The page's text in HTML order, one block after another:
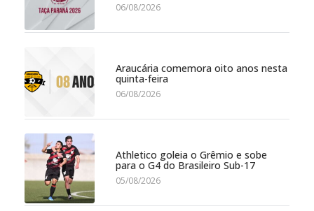
06/08/2026
Araucária comemora oito anos nesta
quinta-feira
06/08/2026
Athletico goleia o Grêmio e sobe
para o G4 do Brasileiro Sub-17
05/08/2026